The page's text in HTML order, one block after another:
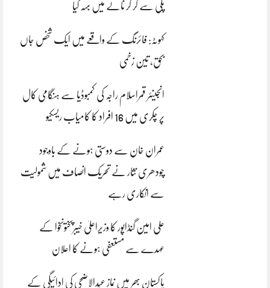
پلی سے گر کر نالے میں بہہ گیا
کہوٹہ: فائرنگ کے واقعے میں ایک شخص جاں
بحق، تین زخمی
انجینئر قمراسلام راجہ کی کمبوڈیا سے ہنگامی کال
پر چکری میں 16 افراد کا کامیاب ریسکیو
عمران خان سے دوستی ہونے کے باوجود
چودھری نثار نے تحریک انصاف میں شمولیت
سے انکاری رہے
علی امین گنڈاپور کا وزیراعلیٰ خیبرپختونخوا کے
عہدے سے مستعفی ہونے کا اعلان
پاکستان بھر میں نمازِ عیدالاضحی کی ادائیگی کے